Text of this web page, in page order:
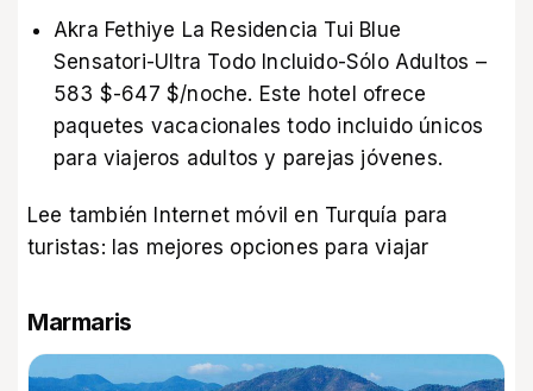
Akra Fethiye La Residencia Tui Blue
Sensatori-Ultra Todo Incluido-Sólo Adultos –
583 $-647 $/noche. Este hotel ofrece
paquetes vacacionales todo incluido únicos
para viajeros adultos y parejas jóvenes.
Lee también Internet móvil en Turquía para
turistas: las mejores opciones para viajar
Marmaris